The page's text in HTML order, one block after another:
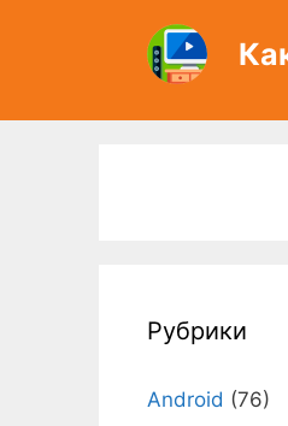
Рубрики
Android (76)